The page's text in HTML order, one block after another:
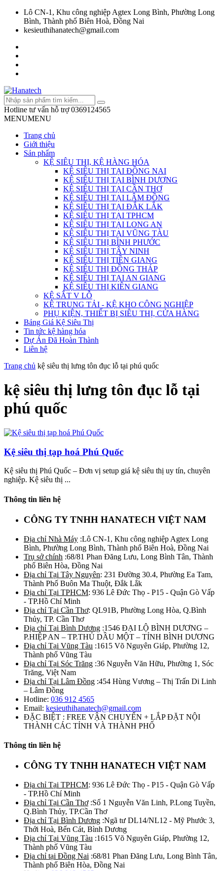
Lô CN-1, Khu công nghiệp Agtex Long Bình, Phường Long
Bình, Thành phố Biên Hoà, Đồng Nai
kesieuthihanatech@gmail.com
Hotline tư vấn hỗ trợ 0369124565
MENUMENU
Trang chủ
Giới thiệu
Sản phẩm
KỆ SIÊU THỊ, KỆ HÀNG HÓA
KỆ SIÊU THỊ TẠI ĐỒNG NAI
KỆ SIÊU THỊ TẠI BÌNH DƯƠNG
KỆ SIÊU THỊ TẠI CẦN THƠ
KỆ SIÊU THỊ TẠI LÂM ĐỒNG
KỆ SIÊU THỊ TẠI ĐẮK LẮK
KỆ SIÊU THỊ TẠI TPHCM
KỆ SIÊU THỊ TẠI LONG AN
KỆ SIÊU THỊ TẠI VŨNG TÀU
KỆ SIÊU THỊ BÌNH PHƯỚC
KỆ SIÊU THỊ TÂY NINH
KỆ SIÊU THỊ TIỀN GIANG
KỆ SIÊU THỊ ĐỒNG THÁP
KỆ SIÊU THỊ TẠI AN GIANG
KỆ SIÊU THỊ KIÊN GIANG
KỆ SẮT V LỖ
KỆ TRUNG TẢI - KỆ KHO CÔNG NGHIỆP
PHỤ KIỆN, THIẾT BỊ SIÊU THỊ, CỬA HÀNG
Bảng Giá Kệ Siêu Thị
Tin tức kệ hàng hóa
Dự Án Đã Hoàn Thành
Liên hệ
Trang chủ kệ siêu thị lưng tôn đục lỗ tại phú quốc
kệ siêu thị lưng tôn đục lỗ tại
phú quốc
Kệ siêu thị tạp hoá Phú Quốc
Kệ siêu thị Phú Quốc – Đơn vị setup giá kệ siêu thị uy tín, chuyên
nghiệp. Kệ siêu thị ...
Thông tin liên hệ
CÔNG TY TNHH HANATECH VIỆT NAM
Địa chỉ Nhà Máy :Lô CN-1, Khu công nghiệp Agtex Long
Bình, Phường Long Bình, Thành phố Biên Hoà, Đồng Nai
Trụ sở chính :68/81 Phan Đăng Lưu, Long Bình Tân, Thành
phố Biên Hòa, Đồng Nai
Địa chỉ Tại Tây Nguyên: 231 Đường 30.4, Phường Ea Tam,
Thành Phố Buôn Ma Thuột, Đắk Lắk
Địa chỉ Tại TPHCM: 936 Lê Đức Thọ - P15 - Quận Gò Vấp
- TP.Hồ Chí Minh
Địa chỉ Tại Cần Thơ: QL91B, Phường Long Hòa, Q.Bình
Thủy, TP. Cần Thơ
Địa chỉ Tại Bình Dương :1546 ĐẠI LỘ BÌNH DƯƠNG –
P.HIỆP AN – TP.THỦ DẦU MỘT – TỈNH BÌNH DƯƠNG
Địa chỉ Tại Vũng Tàu :1615 Võ Nguyên Giáp, Phường 12,
Thành phố Vũng Tàu
Địa chỉ Tại Sóc Trăng :36 Nguyễn Văn Hữu, Phường 1, Sóc
Trăng, Việt Nam
Địa chỉ Tại Lâm Đồng :454 Hùng Vương – Thị Trấn Di Linh
– Lâm Đồng
Hotline: 036 912 4565
Email: kesieuthihanatech@gmail.com
ĐẶC BIỆT : FREE VẬN CHUYỂN + LẮP ĐẶT NỘI
THÀNH CÁC TỈNH VÀ THÀNH PHỐ
Thông tin liên hệ
CÔNG TY TNHH HANATECH VIỆT NAM
Địa chỉ Tại TPHCM: 936 Lê Đức Thọ - P15 - Quận Gò Vấp
- TP.Hồ Chí Minh
Địa chỉ Tại Cần Thơ:Số 1 Nguyễn Văn Linh, P.Long Tuyền,
Q.Bình Thủy, TP.Cần Thơ
Địa chỉ Tại Bình Dương :Ngã tư DL14/NL12 - Mỹ Phước 3,
Thới Hoà, Bến Cát, Bình Dương
Địa chỉ Tại Vũng Tàu :1615 Võ Nguyên Giáp, Phường 12,
Thành phố Vũng Tàu
Địa chỉ tại Đồng Nai :68/81 Phan Đăng Lưu, Long Bình Tân,
Thành phố Biên Hòa, Đồng Nai